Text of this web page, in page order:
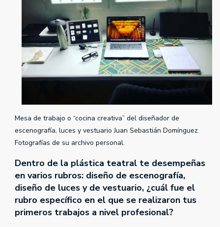
Mesa de trabajo o “cocina creativa” del diseñador de
escenografía, luces y vestuario Juan Sebastián Domínguez.
Fotografías de su archivo personal.
Dentro de la plástica teatral te desempeñas
en varios rubros: diseño de escenografía,
diseño de luces y de vestuario, ¿cuál fue el
rubro específico en el que se realizaron tus
primeros trabajos a nivel profesional?